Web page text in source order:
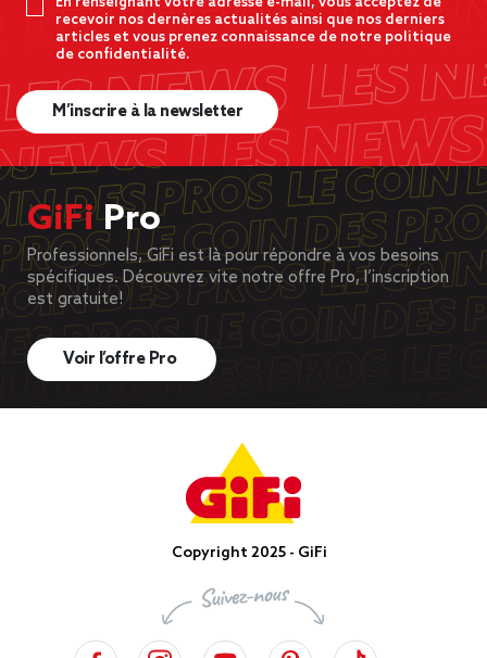
recevoir nos dernères actualités ainsi que nos derniers
articles et vous prenez connaissance de notre politique
de confidentialité.
M’inscrire à la newsletter
GiFiPro
Professionnels, GiFi est là pour répondre à vos besoins
spécifiques. Découvrez vite notre offre Pro, l’inscription
est gratuite!
Voir l’offre Pro
Copyright 2025 - GiFi